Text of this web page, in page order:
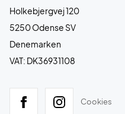
Holkebjergvej 120
5250 Odense SV
Denemarken
VAT: DK36931108
Cookies